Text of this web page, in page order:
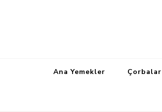
Ana Yemekler Çorbalar